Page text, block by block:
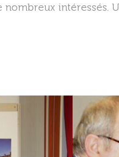
intéressés.